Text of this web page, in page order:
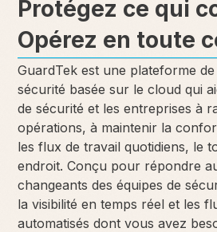
Protégez ce qui
Opérez en toute
GuardTek est une plateforme
sécurité basée sur le cloud qui
de sécurité et les entreprises à
opérations, à maintenir la
les flux de travail quotidiens, le
endroit. Conçu pour répondre
changeants des équipes de
la visibilité en temps réel et les
automatisés dont vous avez